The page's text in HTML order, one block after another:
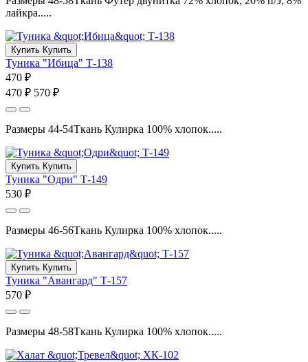
лайкра.....
Купить Купить
Туника "Ибица" Т-138
470 ₽
470 ₽ 570 ₽
Размеры 44-54Ткань Кулирка 100% хлопок.....
Купить Купить
Туника "Одри" Т-149
530 ₽
Размеры 46-56Ткань Кулирка 100% хлопок.....
Купить Купить
Туника "Авангард" Т-157
570 ₽
Размеры 48-58Ткань Кулирка 100% хлопок.....